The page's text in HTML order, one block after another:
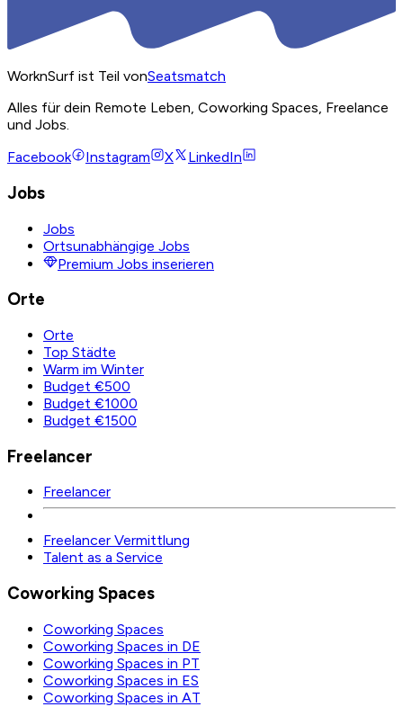
WorknSurf ist Teil vonSeatsmatch
Alles für dein Remote Leben, Coworking Spaces, Freelance
und Jobs.
Facebook
Instagram X LinkedIn
Jobs
Jobs
Ortsunabhängige Jobs
Premium Jobs inserieren
Orte
Orte
Top Städte
Warm im Winter
Budget €500
Budget €1000
Budget €1500
Freelancer
Freelancer
Freelancer Vermittlung
Talent as a Service
Coworking Spaces
Coworking Spaces
Coworking Spaces in DE
Coworking Spaces in PT
Coworking Spaces in ES
Coworking Spaces in AT